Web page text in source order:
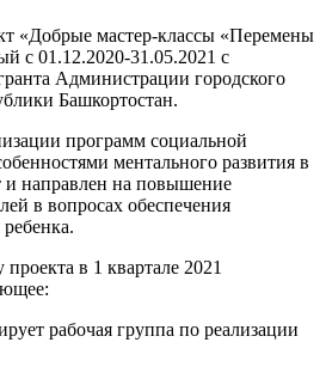
«Добрые мастер-классы «Перемены
с 01.12.2020-31.05.2021 с
Администрации городского
Башкортостан.
программ социальной
ментального развития в
и направлен на повышение
в вопросах обеспечения
в 1 квартале 2021
рабочая группа по реализации